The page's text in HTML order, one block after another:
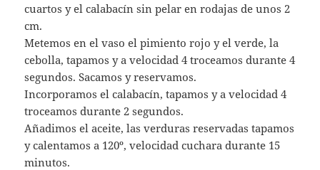
cuartos y el calabacín sin pelar en rodajas de unos 2
cm.
Metemos en el vaso el pimiento rojo y el verde, la
cebolla, tapamos y a velocidad 4 troceamos durante 4
segundos. Sacamos y reservamos.
Incorporamos el calabacín, tapamos y a velocidad 4
troceamos durante 2 segundos.
Añadimos el aceite, las verduras reservadas tapamos
y calentamos a 120º, velocidad cuchara durante 15
minutos.